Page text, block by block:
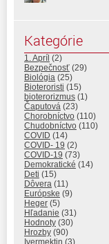
Kategórie
1. Apríl (2)
Bezpečnosť (29)
Biológia (25)
Bioteroristi (15)
bioterorizmus (1)
Čaputová (23)
Chorobníctvo (110)
Chudobníctvo (110)
COVID (14)
COVID- 19 (2)
COVID-19 (73)
Demokratické (14)
Deti (15)
Dôvera (11)
Európske (9)
Heger (5)
Hľadanie (31)
Hodnoty (30)
Hrozby (90)
Ivermektin (3)